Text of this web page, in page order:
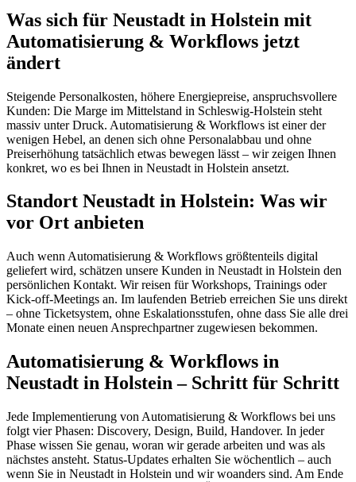
Was sich für Neustadt in Holstein mit
Automatisierung & Workflows jetzt
ändert
Steigende Personalkosten, höhere Energiepreise, anspruchsvollere
Kunden: Die Marge im Mittelstand in Schleswig-Holstein steht
massiv unter Druck. Automatisierung & Workflows ist einer der
wenigen Hebel, an denen sich ohne Personalabbau und ohne
Preiserhöhung tatsächlich etwas bewegen lässt – wir zeigen Ihnen
konkret, wo es bei Ihnen in Neustadt in Holstein ansetzt.
Standort Neustadt in Holstein: Was wir
vor Ort anbieten
Auch wenn Automatisierung & Workflows größtenteils digital
geliefert wird, schätzen unsere Kunden in Neustadt in Holstein den
persönlichen Kontakt. Wir reisen für Workshops, Trainings oder
Kick-off-Meetings an. Im laufenden Betrieb erreichen Sie uns direkt
– ohne Ticketsystem, ohne Eskalationsstufen, ohne dass Sie alle drei
Monate einen neuen Ansprechpartner zugewiesen bekommen.
Automatisierung & Workflows in
Neustadt in Holstein – Schritt für Schritt
Jede Implementierung von Automatisierung & Workflows bei uns
folgt vier Phasen: Discovery, Design, Build, Handover. In jeder
Phase wissen Sie genau, woran wir gerade arbeiten und was als
nächstes ansteht. Status-Updates erhalten Sie wöchentlich – auch
wenn Sie in Neustadt in Holstein und wir woanders sind. Am Ende